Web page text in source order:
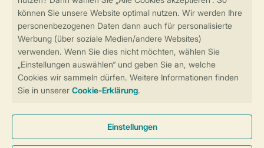
Sicherstellung Deiner Privatsphäre
Sichere Datenübertragung
Sicheres Bezahlen